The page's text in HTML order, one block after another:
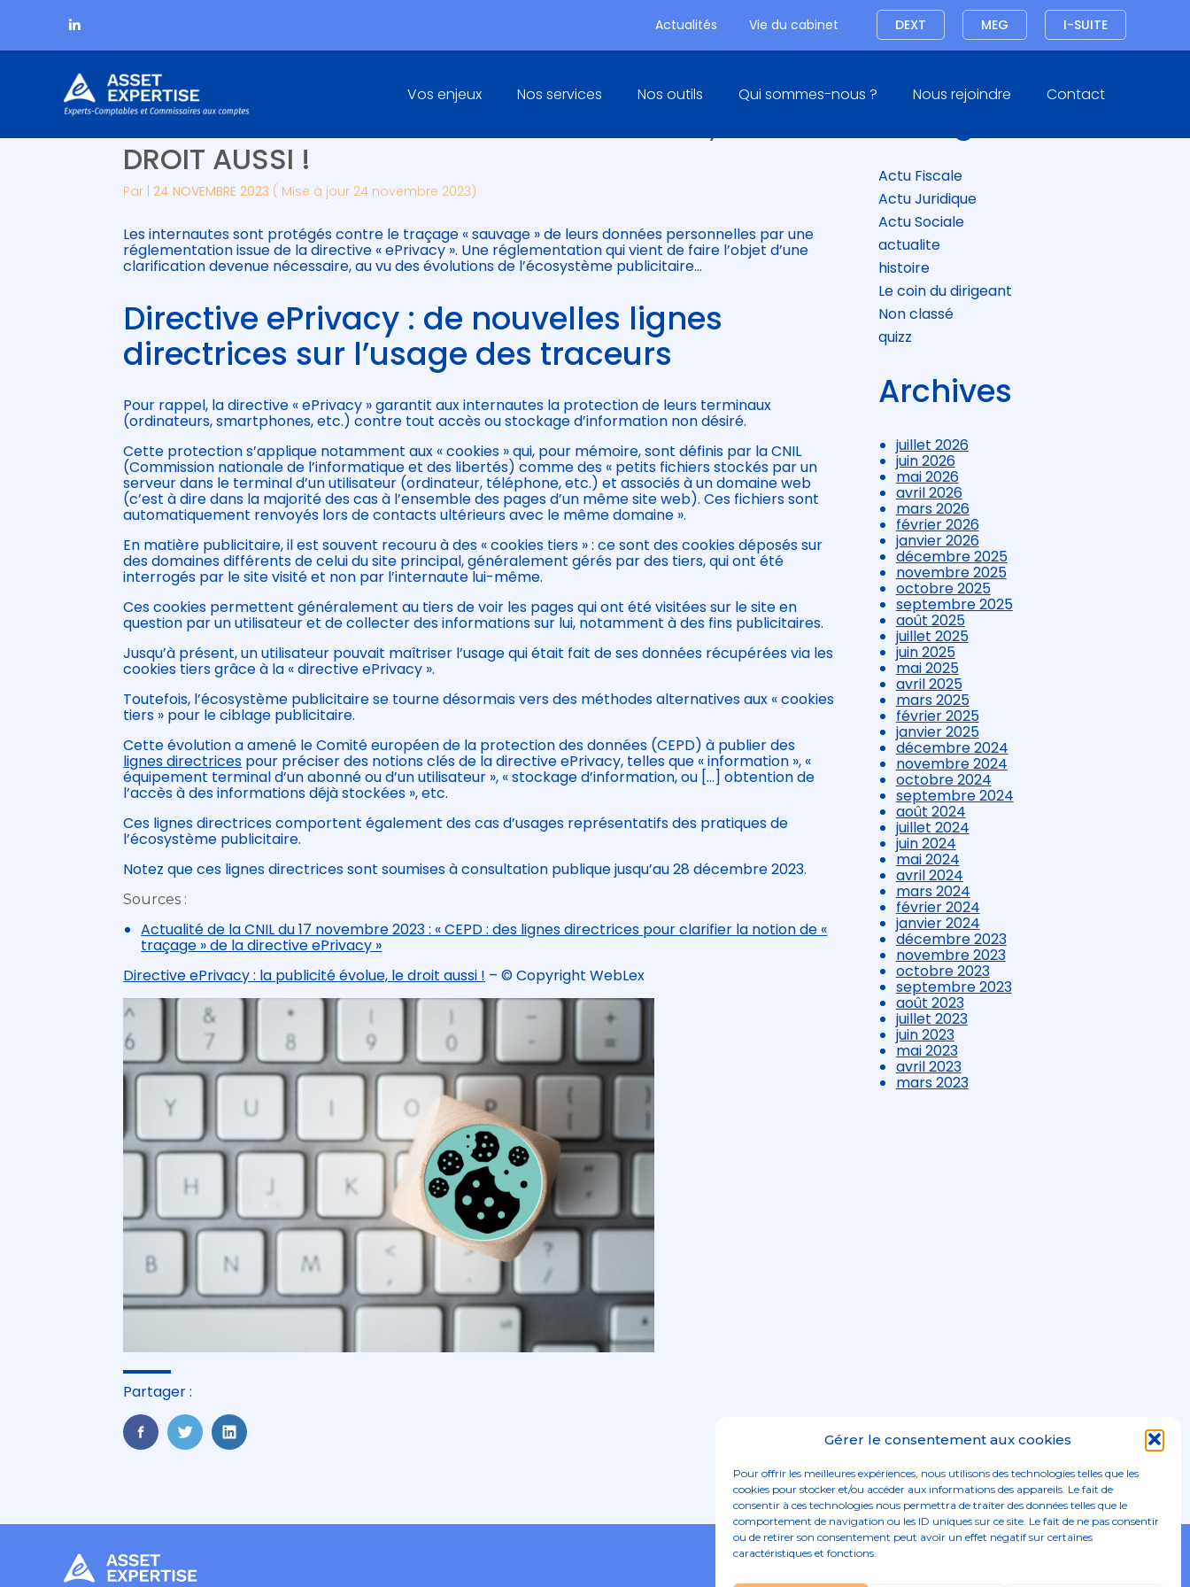
Gérer le consentement aux cookies
Pour offrir les meilleures expériences, nous utilisons des technologies telles que les
cookies pour stocker et/ou accéder aux informations des appareils. Le fait de
consentir à ces technologies nous permettra de traiter des données telles que le
comportement de navigation ou les ID uniques sur ce site. Le fait de ne pas consentir
ou de retirer son consentement peut avoir un effet négatif sur certaines
caractéristiques et fonctions.
Actualités Vie du cabinet Connexion I-SUITE
MEG
DEXT
Aller
au
Principal
Vos enjeux Nos services Nos outils Qui sommes-nous ? Nous rejoindre Contact
DIRECTIVE EPRIVACY : LA PUBLICITÉ ÉVOLUE, LE
DROIT AUSSI !
Par |24 NOVEMBRE 2023 ( Mise à jour 24 novembre 2023)
Les internautes sont protégés contre le traçage « sauvage » de leurs données personnelles par une
réglementation issue de la directive « ePrivacy ». Une réglementation qui vient de faire l’objet d’une
clarification devenue nécessaire, au vu des évolutions de l’écosystème publicitaire…
Directive ePrivacy : de nouvelles lignes
directrices sur l’usage des traceurs
Pour rappel, la directive « ePrivacy » garantit aux internautes la protection de leurs terminaux
(ordinateurs, smartphones, etc.) contre tout accès ou stockage d’information non désiré.
Cette protection s’applique notamment aux « cookies » qui, pour mémoire, sont définis par la CNIL
(Commission nationale de l’informatique et des libertés) comme des « petits fichiers stockés par un
serveur dans le terminal d’un utilisateur (ordinateur, téléphone, etc.) et associés à un domaine web
(c’est à dire dans la majorité des cas à l’ensemble des pages d’un même site web). Ces fichiers sont
automatiquement renvoyés lors de contacts ultérieurs avec le même domaine ».
En matière publicitaire, il est souvent recouru à des « cookies tiers » : ce sont des cookies déposés sur
des domaines différents de celui du site principal, généralement gérés par des tiers, qui ont été
interrogés par le site visité et non par l’internaute lui-même.
Ces cookies permettent généralement au tiers de voir les pages qui ont été visitées sur le site en
question par un utilisateur et de collecter des informations sur lui, notamment à des fins publicitaires.
Jusqu’à présent, un utilisateur pouvait maîtriser l’usage qui était fait de ses données récupérées via les
cookies tiers grâce à la « directive ePrivacy ».
Toutefois, l’écosystème publicitaire se tourne désormais vers des méthodes alternatives aux « cookies
tiers » pour le ciblage publicitaire.
Cette évolution a amené le Comité européen de la protection des données (CEPD) à publier des
lignes directrices pour préciser des notions clés de la directive ePrivacy, telles que « information », «
équipement terminal d’un abonné ou d’un utilisateur », « stockage d’information, ou […] obtention de
l’accès à des informations déjà stockées », etc.
Ces lignes directrices comportent également des cas d’usages représentatifs des pratiques de
l’écosystème publicitaire.
Notez que ces lignes directrices sont soumises à consultation publique jusqu’au 28 décembre 2023.
Sources :
Actualité de la CNIL du 17 novembre 2023 : « CEPD : des lignes directrices pour clarifier la notion de «
traçage » de la directive ePrivacy »
Directive ePrivacy : la publicité évolue, le droit aussi ! – © Copyright WebLex
Partager :
FaceBook
TwitterLinkedIn
Blog
Actu Fiscale
Actu Juridique
Actu Sociale
actualite
histoire
Le coin du dirigeant
Non classé
quizz
Archives
juillet 2026
juin 2026
mai 2026
avril 2026
mars 2026
février 2026
janvier 2026
décembre 2025
novembre 2025
octobre 2025
septembre 2025
août 2025
juillet 2025
juin 2025
mai 2025
avril 2025
mars 2025
février 2025
janvier 2025
décembre 2024
novembre 2024
octobre 2024
septembre 2024
août 2024
juillet 2024
juin 2024
mai 2024
avril 2024
mars 2024
février 2024
janvier 2024
décembre 2023
novembre 2023
octobre 2023
septembre 2023
août 2023
juillet 2023
juin 2023
mai 2023
avril 2023
mars 2023